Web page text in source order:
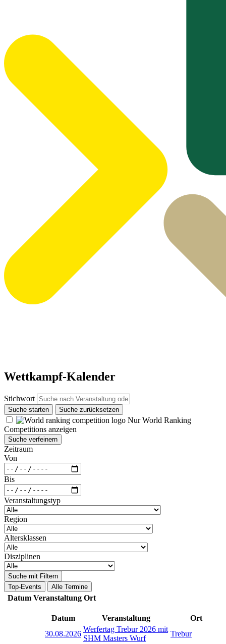
Wettkampf-Kalender
Stichwort
Suche starten Suche zurücksetzen
Nur World Ranking
Competitions anzeigen
Suche verfeinern
Zeitraum
Von
Bis
Veranstaltungstyp
Region
Altersklassen
Disziplinen
Suche mit Filtern
Top-Events
Alle Termine
Datum Veranstaltung Ort
Datum Veranstaltung
Ort
30.08.2026
Werfertag Trebur 2026 mit
SHM Masters Wurf
Trebur